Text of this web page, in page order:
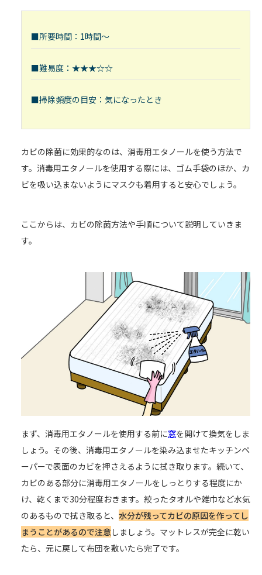
■所要時間：1時間～
■難易度：★★★☆☆
■掃除頻度の目安：気になったとき
カビの除菌に効果的なのは、消毒用エタノールを使う方法で
す。消毒用エタノールを使用する際には、ゴム手袋のほか、カ
ビを吸い込まないようにマスクも着用すると安心でしょう。
ここからは、カビの除菌方法や手順について説明していきま
す。
まず、消毒用エタノールを使用する前に窓を開けて換気をしま
しょう。その後、消毒用エタノールを染み込ませたキッチンペ
ーパーで表面のカビを押さえるように拭き取ります。続いて、
カビのある部分に消毒用エタノールをしっとりする程度にか
け、乾くまで30分程度おきます。絞ったタオルや雑巾など水気
のあるもので拭き取ると、 水分が残ってカビの原因を作ってし
まうことがあるので注意 しましょう。マットレスが完全に乾い
たら、元に戻して布団を敷いたら完了です。